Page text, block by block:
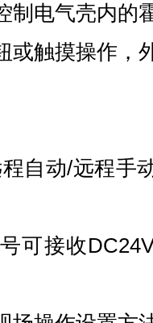
制电气壳内的
或触摸操作，
自动/远程手
可接收